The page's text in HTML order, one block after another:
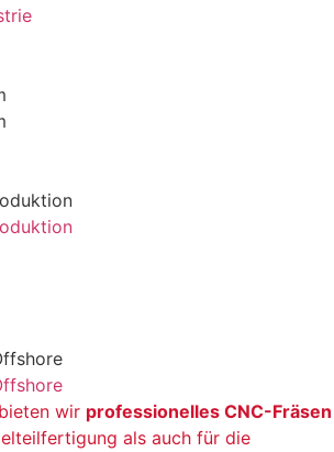
wir professionelles CNC-Fräsen
als auch für die